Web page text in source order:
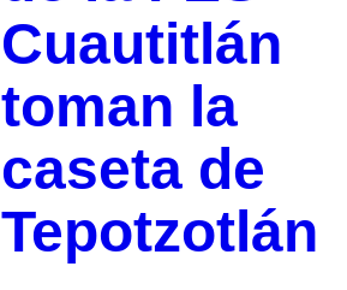
Cuautitlán
toman la
caseta de
Tepotzotlán